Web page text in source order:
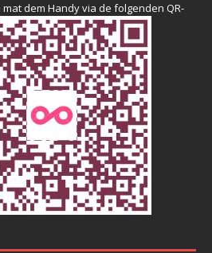
dem Handy via de folgenden QR-